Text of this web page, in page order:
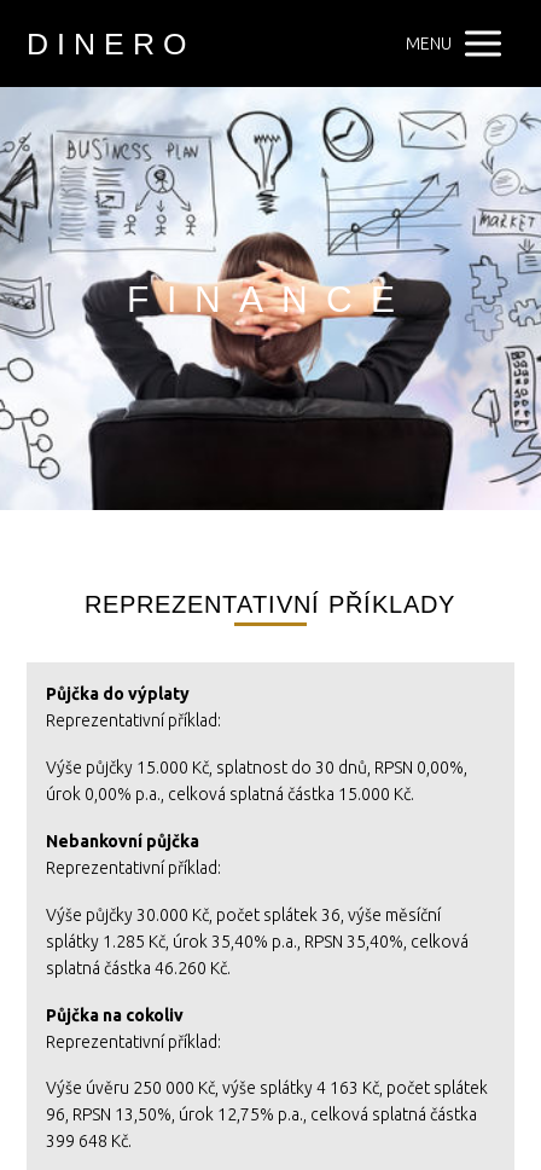
D I N E R O MENU
FINANCE
REPREZENTATIVNÍ PŘÍKLADY
Půjčka do výplaty
Reprezentativní příklad:
Výše půjčky 15.000 Kč, splatnost do 30 dnů, RPSN 0,00%,
úrok 0,00% p.a., celková splatná částka 15.000 Kč.
Nebankovní půjčka
Reprezentativní příklad:
Výše půjčky 30.000 Kč, počet splátek 36, výše měsíční
splátky 1.285 Kč, úrok 35,40% p.a., RPSN 35,40%, celková
splatná částka 46.260 Kč.
Půjčka na cokoliv
Reprezentativní příklad:
Výše úvěru 250 000 Kč, výše splátky 4 163 Kč, počet splátek
96, RPSN 13,50%, úrok 12,75% p.a., celková splatná částka
399 648 Kč.